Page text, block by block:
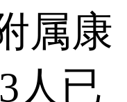
属康
人已